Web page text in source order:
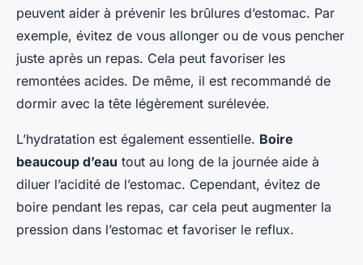
peuvent aider à prévenir les brûlures d’estomac. Par
exemple, évitez de vous allonger ou de vous pencher
juste après un repas. Cela peut favoriser les
remontées acides. De même, il est recommandé de
dormir avec la tête légèrement surélevée.
L’hydratation est également essentielle. Boire
beaucoup d’eau tout au long de la journée aide à
diluer l’acidité de l’estomac. Cependant, évitez de
boire pendant les repas, car cela peut augmenter la
pression dans l’estomac et favoriser le reflux.